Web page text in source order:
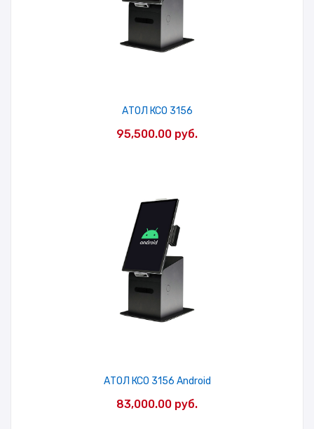
АТОЛ КСО 3156
95,500.00 руб.
АТОЛ КСО 3156 Android
83,000.00 руб.